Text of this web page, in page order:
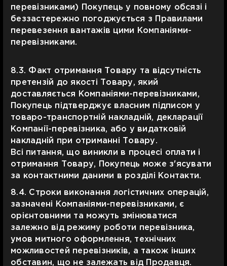
перевізниками) Покупець у повному обсязі і
беззастережно погоджується з Правилами
перевезення вантажів цими Компаніями-
перевізниками.
8.3. Факт отримання Товару та відсутність
претензій до якості Товару, який
доставляється Компаніями-перевізниками,
Покупець підтверджує власним підписом у
товаро-транспортній накладній, декларації
Компанії-перевізника, або у видатковій
накладній при отриманні Товару.
Всі питання, що виникли в процесі оплати і
отримання Товару, Покупець може з'ясувати
за контактними даними в розділі Контакти.
8.4. Строки виконання логістичних операцій,
зазначені Компаніями-перевізниками, є
орієнтовними та можуть змінюватися
залежно від режиму роботи перевізника,
умов митного оформлення, технічних
можливостей перевізників, а також інших
обставин, що не залежать від Продавця.